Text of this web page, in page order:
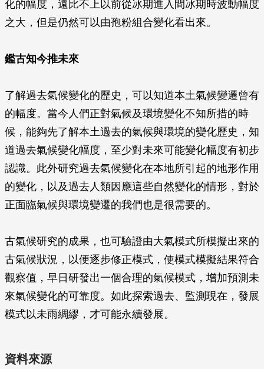
化的幅度，遠比不上以前從冰期進入間冰期時波動幅度
之大，但是仍然可以由孢粉組合變化看出來。
鑑古知今推未來
了解過去氣候變化的歷史，可以知道本土氣候變遷曾有
的幅度。當今人們正對氣候及環境變化不知所措的時
候，能夠先了解本土過去的氣候與環境的變化歷史，知
道過去氣候變化幅度，至少對未來可能變化幅度有初步
認識。此外研究過去氣候變化在本地所引起的地形作用
的變化，以及過去人類因應這些自然變化的情形，對於
正面臨氣候與環境變遷的我們也是很需要的。
古氣候研究的成果，也可驗證由大氣模式所模擬出來的
古氣候狀況，以便逐步修正模式，使模式模擬結果符合
觀察值，早日研發出一個合理的氣候模式，增加預測未
來氣候變化的可靠度。如此探索過去、監測現在，發展
模式以未雨綢繆，才可能永續發展。
資料來源